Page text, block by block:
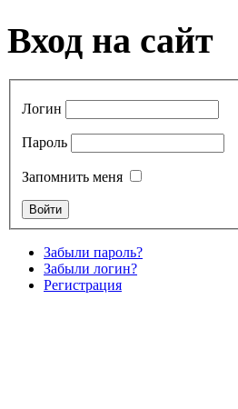
Вход на сайт
Логин
Пароль
Запомнить меня
Забыли пароль?
Забыли логин?
Регистрация